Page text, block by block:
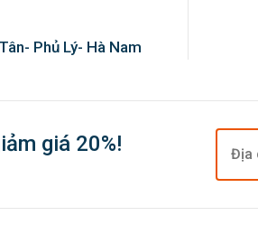
Phủ Lý- Hà Nam
giá 20%!